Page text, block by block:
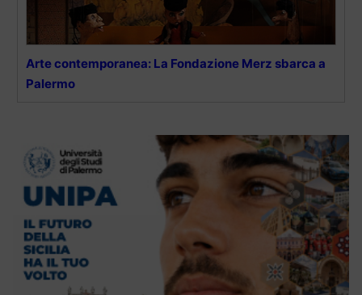
Arte contemporanea: La Fondazione Merz sbarca a
Palermo